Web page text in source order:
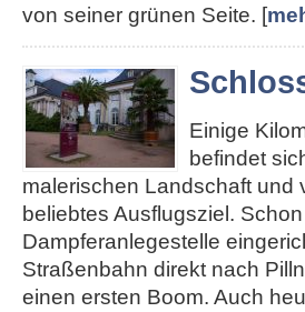
von seiner grünen Seite. [
Einige
befindet
malerischen Landschaft und
beliebtes Ausflugsziel.
Dampferanlegestelle
Straßenbahn direkt nach
einen ersten Boom. Auch